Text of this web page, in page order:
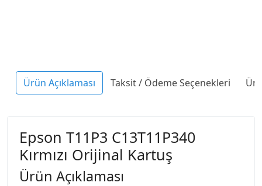
Ürün Açıklaması Taksit / Ödeme Seçenekleri
Epson T11P3 C13T11P340
Kırmızı Orijinal Kartuş
Ürün Açıklaması